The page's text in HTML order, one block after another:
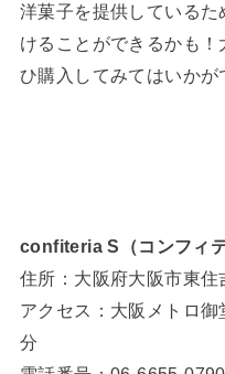
洋菓子を提供している
けることができるかも
ひ購入してみてはいかが
confiteria S（コンフィテ
住所：大阪府大阪市東住
アクセス：大阪メトロ
分